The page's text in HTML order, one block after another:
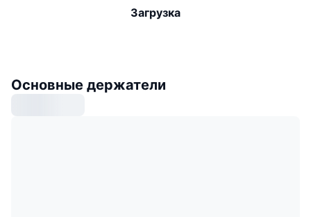
Загрузка
Основные держатели